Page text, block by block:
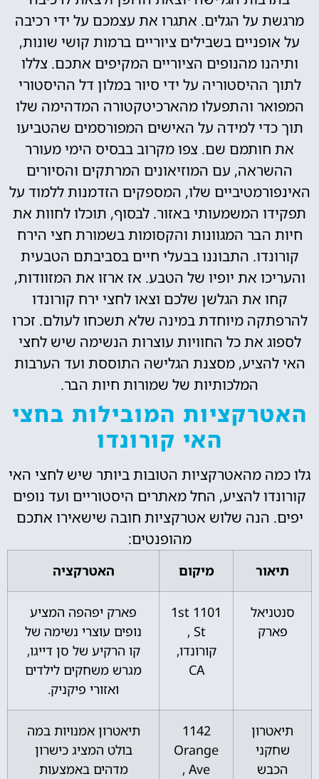
מרגשת על הגלים. אתגרו את עצמכם על ידי רכיבה
על אופניים בשבילים ציוריים ברמות קושי שונות,
ותיהנו מהנופים הציוריים המקיפים אתכם. צללו
לתוך ההיסטוריה על ידי סיור במלון דל ההיסטורי
המפואר והתפעלו מהארכיטקטורה המדהימה שלו
תוך כדי למידה על האישים המפורסמים שהטביעו
את חותמם שם. צפו מקרוב בבסיס הימי מעורר
ההשראה, עם המוזיאונים המרתקים והסיורים
האינפורמטיביים שלו, המספקים הזדמנות ללמוד על
תפקידו המשמעותי באזור. לבסוף, תוכלו לחוות את
חיות הבר המגוונות והקסומות בשמורת חצי הירח
קורונדו. התבוננו בבעלי חיים בסביבתם הטבעית
והעריכו את יופיו של הטבע. אז ארזו את המזוודות,
קחו את הגלשן שלכם וצאו לחצי ירח קורונדו
להרפתקה מיוחדת במינה שלא תשכחו לעולם. זכרו
לספוג את כל החוויות עוצרות הנשימה שיש לחצי
האי להציע, מסצנת הגלישה התוססת ועד הערבות
המלכותיות של שמורות חיות הבר.
האטרקציות המובילות בחצי
האי קורונדו
גלו כמה מהאטרקציות הטובות ביותר שיש לחצי האי
קורונדו להציע, החל מאתרים היסטוריים ועד נופים
יפים. הנה שלוש אטרקציות חובה שישאירו אתכם
מהופנטים:
תיאור מיקום האטרקציה
סנטניאל
פארק
1101 1st
St ,
קורונדו,
CA
פארק יפהפה המציע
נופים עוצרי נשימה של
קו הרקיע של סן דייגו,
מגרש משחקים לילדים
ואזורי פיקניק.
תיאטרון
שחקני
הכבש
1142
Orange
Ave ,
תיאטרון אמנויות במה
בולט המציג כישרון
מדהים באמצעות